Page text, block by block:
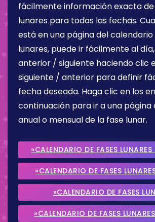
fácilmente información exacta de
lunares para todas las fechas.
está en una página del calendario
lunares, puede ir fácilmente al
anterior / siguiente haciendo clic
siguiente / anterior para definir
fecha deseada. Haga clic en los
continuación para ir a una página
anual o mensual de la fase lunar.
»CALENDARIO DE FASES
»CALENDARIO DE FASES
2026
»CALENDARIO DE FASES
SEPTIEMBRE 2026
»CALENDARIO DE FASES